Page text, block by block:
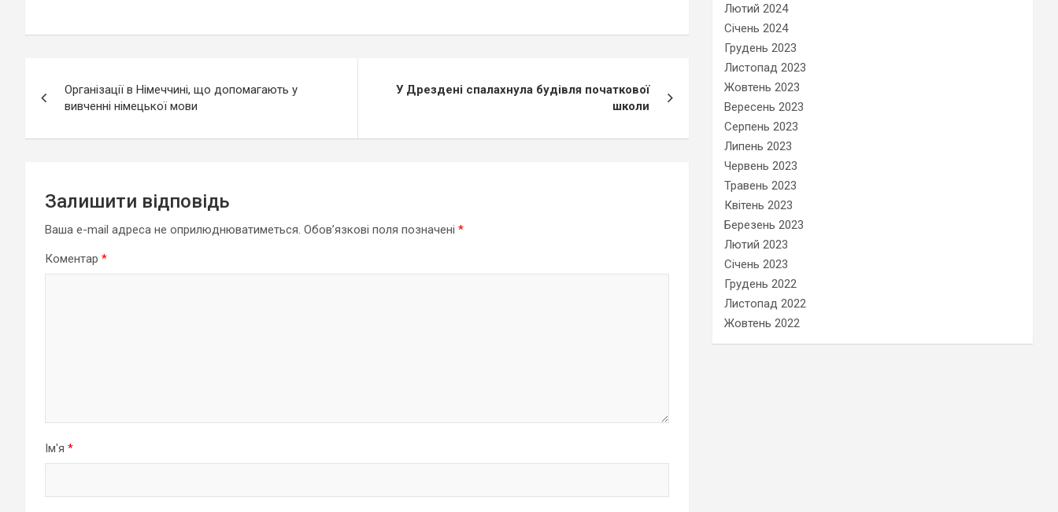
записів
Організації в Німеччині, що допомагають у
вивченні німецької мови
У Дрездені спалахнула будівля початкової
школи
Залишити відповідь
Ваша e-mail адреса не оприлюднюватиметься. Обов’язкові поля позначені *
Коментар *
Ім'я *
Лютий 2024
Січень 2024
Грудень 2023
Листопад 2023
Жовтень 2023
Вересень 2023
Серпень 2023
Липень 2023
Червень 2023
Травень 2023
Квітень 2023
Березень 2023
Лютий 2023
Січень 2023
Грудень 2022
Листопад 2022
Жовтень 2022